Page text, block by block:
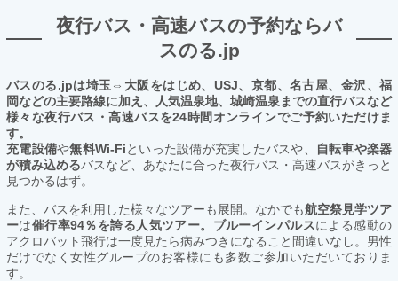
夜行バス・高速バスの予約ならバ
スのる.jp
バスのる.jpは埼玉⇔大阪をはじめ、USJ、京都、名古屋、金沢、福
岡などの主要路線に加え、人気温泉地、城崎温泉までの直行バスなど
様々な夜行バス・高速バスを24時間オンラインでご予約いただけま
す。
充電設備や無料Wi-Fiといった設備が充実したバスや、
自転車や楽器
が積み込めるバスなど、あなたに合った夜行バス・高速バスがきっと
見つかるはず。
また、バスを利用した様々なツアーも展開。なかでも航空祭見学ツア
ーは催行率94％を誇る人気ツアー。ブルーインパルスによる感動の
アクロバット飛行は一度見たら病みつきになること間違いなし。男性
だけでなく女性グループのお客様にも多数ご参加いただいておりま
す。